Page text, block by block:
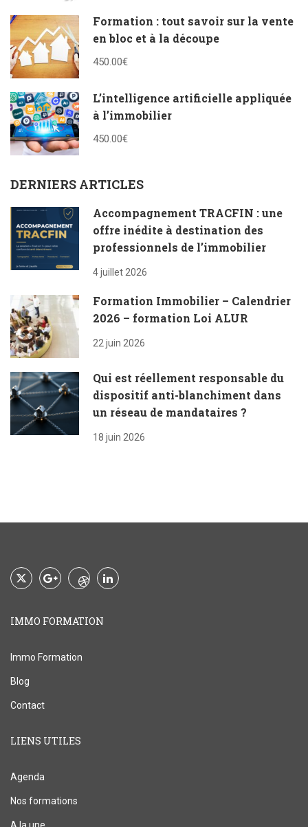
Formation : tout savoir sur la vente
en bloc et à la découpe
450.00€
L’intelligence artificielle appliquée
à l’immobilier
450.00€
DERNIERS ARTICLES
Accompagnement TRACFIN : une
offre inédite à destination des
professionnels de l’immobilier
4 juillet 2026
Formation Immobilier – Calendrier
2026 – formation Loi ALUR
22 juin 2026
Qui est réellement responsable du
dispositif anti-blanchiment dans
un réseau de mandataires ?
18 juin 2026
IMMO FORMATION
Immo Formation
Blog
Contact
LIENS UTILES
Agenda
Nos formations
A la une